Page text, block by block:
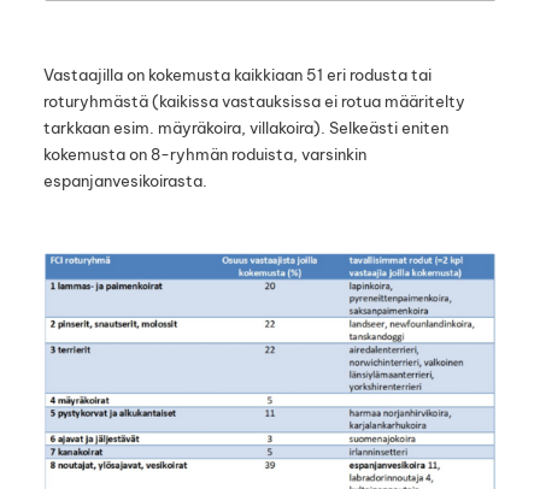
Vastaajilla on kokemusta kaikkiaan 51 eri rodusta tai
roturyhmästä (kaikissa vastauksissa ei rotua määritelty
tarkkaan esim. mäyräkoira, villakoira). Selkeästi eniten
kokemusta on 8-ryhmän roduista, varsinkin
espanjanvesikoirasta.